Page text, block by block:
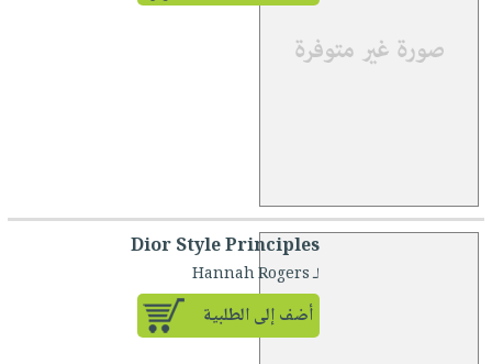
Dior Style Principles
لـ Hannah Rogers
أضف إلى الطلبية